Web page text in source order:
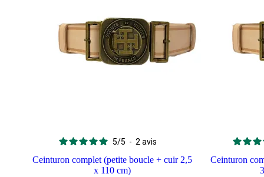
5/5 - 2avis
Ceinturon complet (petite boucle + cuir 2,5
x 110 cm)
Ceinturon